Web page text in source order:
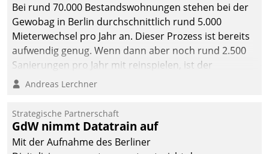
Bei rund 70.000 Bestandswohnungen stehen bei der
Gewobag in Berlin durchschnittlich rund 5.000
Mieterwechsel pro Jahr an. Dieser Prozess ist bereits
aufwendig genug. Wenn dann aber noch rund 2.500
Sanierungen pro Jahr mit reinspielen, ist der
Betreuungs- und Organisationsaufwand immens. Im
kommunale Wohnungsbauunternehmen daher
gemeinsam mit der Berliner Datatrain GmbH den
Teilprozess der Objektsanierung digitalisiert.
Andreas Lerchner
Strategische Partnerschaft
GdW nimmt Datatrain auf
Mit der Aufnahme des Berliner